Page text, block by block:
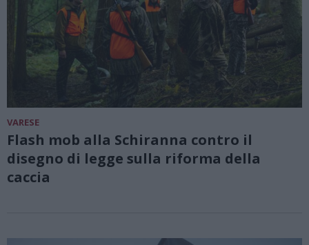
VARESE
Flash mob alla Schiranna contro il
disegno di legge sulla riforma della
caccia